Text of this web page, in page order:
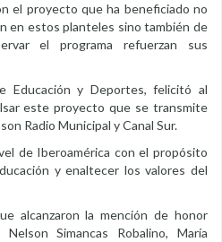
el proyecto que ha beneficiado no
en estos planteles sino también de
el programa refuerzan sus
Educación y Deportes, felicitó al
este proyecto que se transmite
Radio Municipal y Canal Sur.
de Iberoamérica con el propósito
y enaltecer los valores del
alcanzaron la mención de honor
Simancas Robalino, María